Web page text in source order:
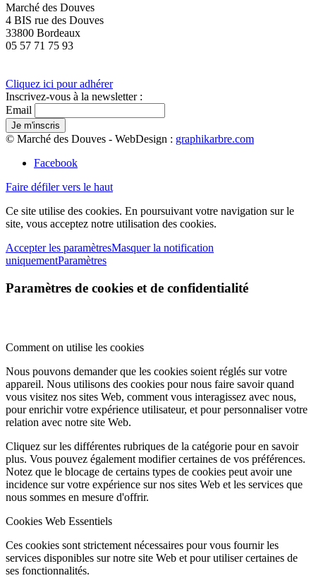
Marché des Douves
4 BIS rue des Douves
33800 Bordeaux
05 57 71 75 93
Cliquez ici pour adhérer
Inscrivez-vous à la newsletter :
Email
© Marché des Douves - WebDesign : graphikarbre.com
Facebook
Faire défiler vers le haut
Ce site utilise des cookies. En poursuivant votre navigation sur le
site, vous acceptez notre utilisation des cookies.
Accepter les paramètresMasquer la notification
uniquementParamètres
Paramètres de cookies et de confidentialité
Comment on utilise les cookies
Nous pouvons demander que les cookies soient réglés sur votre
appareil. Nous utilisons des cookies pour nous faire savoir quand
vous visitez nos sites Web, comment vous interagissez avec nous,
pour enrichir votre expérience utilisateur, et pour personnaliser votre
relation avec notre site Web.
Cliquez sur les différentes rubriques de la catégorie pour en savoir
plus. Vous pouvez également modifier certaines de vos préférences.
Notez que le blocage de certains types de cookies peut avoir une
incidence sur votre expérience sur nos sites Web et les services que
nous sommes en mesure d'offrir.
Cookies Web Essentiels
Ces cookies sont strictement nécessaires pour vous fournir les
services disponibles sur notre site Web et pour utiliser certaines de
ses fonctionnalités.